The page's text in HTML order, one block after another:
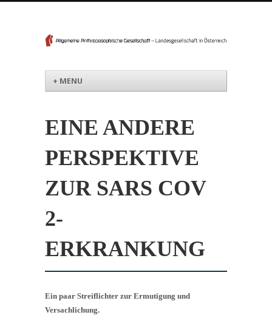
Menü
Weiter zum Inhalt
+ MENU
EINE ANDERE
PERSPEKTIVE
ZUR SARS COV
2-
ERKRANKUNG
Ein paar Streiflichter zur Ermutigung und
Versachlichung.